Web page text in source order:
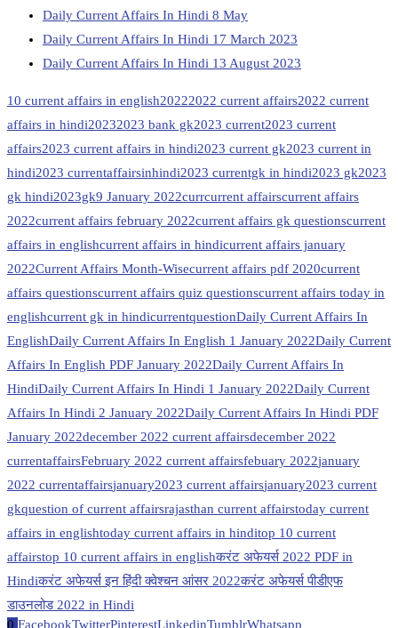
Daily Current Affairs In Hindi 8 May
Daily Current Affairs In Hindi 17 March 2023
Daily Current Affairs In Hindi 13 August 2023
10 current affairs in english20222022 current affairs2022 current
affairs in hindi20232023 bank gk2023 current2023 current
affairs2023 current affairs in hindi2023 current gk2023 current in
hindi2023 currentaffairsinhindi2023 currentgk in hindi2023 gk2023
gk hindi2023gk9 January 2022currcurrent affairscurrent affairs
2022current affairs february 2022current affairs gk questionscurrent
affairs in englishcurrent affairs in hindicurrent affairs january
2022Current Affairs Month-Wisecurrent affairs pdf 2020current
affairs questionscurrent affairs quiz questionscurrent affairs today in
englishcurrent gk in hindicurrentquestionDaily Current Affairs In
EnglishDaily Current Affairs In English 1 January 2022Daily Current
Affairs In English PDF January 2022Daily Current Affairs In
HindiDaily Current Affairs In Hindi 1 January 2022Daily Current
Affairs In Hindi 2 January 2022Daily Current Affairs In Hindi PDF
January 2022december 2022 current affairsdecember 2022
currentaffairsFebruary 2022 current affairsfebuary 2022january
2022 currentaffairsjanuary2023 current affairsjanuary2023 current
gkquestion of current affairsrajasthan current affairstoday current
affairs in englishtoday current affairs in hinditop 10 current
affairstop 10 current affairs in englishकरंट अफेयर्स 2022 PDF in
Hindiकरंट अफेयर्स इन हिंदी क्वेश्चन आंसर 2022करंट अफेयर्स पीडीएफ
डाउनलोड 2022 in Hindi
0 FacebookTwitterPinterestLinkedinTumblrWhatsapp